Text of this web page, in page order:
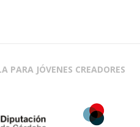
PARA JÓVENES CREADORES